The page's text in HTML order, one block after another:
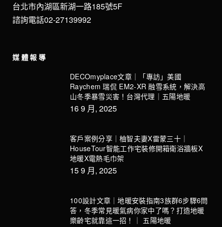
台北市內湖區新湖一路185號5F
諮詢電話02-27139992
媒體報導
DECOmyplace文章｜「專訪」美國
Raychem 瑞侃 EM2-XR 融雪系統，解決高
山冬季暴雪災害！台灣代理｜五陽地暖
16 9 月, 2025
客戶案例分享｜柚智夫妻X雷蒙三十｜
HouseTour智能工作宅裝修開箱衛浴牆板X
地暖X電熱毛巾架
15 9 月, 2025
100設計文章｜地暖安裝指南3族群6步驟6問
答，冬季常見暖氣病你家中了嗎？打造地暖
樂齡宅就靠這一招！｜ 五陽地暖